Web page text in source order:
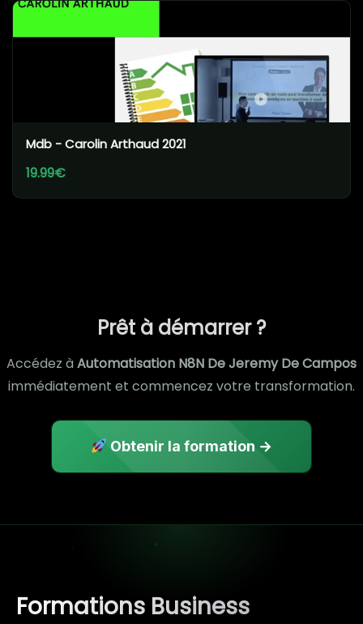
Mdb - Carolin Arthaud 2021
19.99€
Prêt à démarrer ?
Accédez àAutomatisation N8N De Jeremy De Campos
immédiatement et commencez votre transformation.
Obtenir la formation →
Formations Business